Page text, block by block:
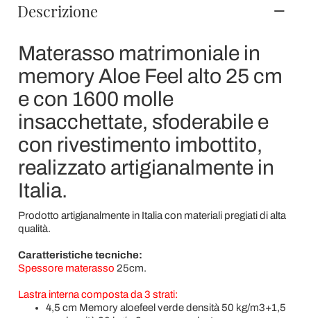
Descrizione
Materasso matrimoniale in
memory Aloe Feel alto 25 cm
e con 1600 molle
insacchettate, sfoderabile e
con rivestimento imbottito,
realizzato artigianalmente in
Italia.
Prodotto artigianalmente in Italia con materiali pregiati di alta
qualità.
Caratteristiche tecniche:
Spessore materasso 25cm.
Lastra interna composta da 3 strati:
4,5 cm Memory aloefeel verde densità 50 kg/m3+1,5